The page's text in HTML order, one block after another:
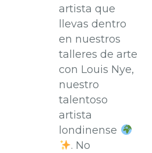
artista que
llevas dentro
en nuestros
talleres de arte
con Louis Nye,
nuestro
talentoso
artista
londinense
. No